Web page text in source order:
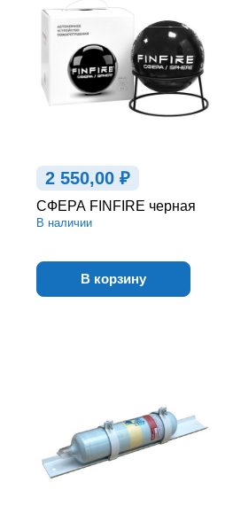
2 550,00 ₽
СФЕРА FINFIRE черная
В наличии
В корзину